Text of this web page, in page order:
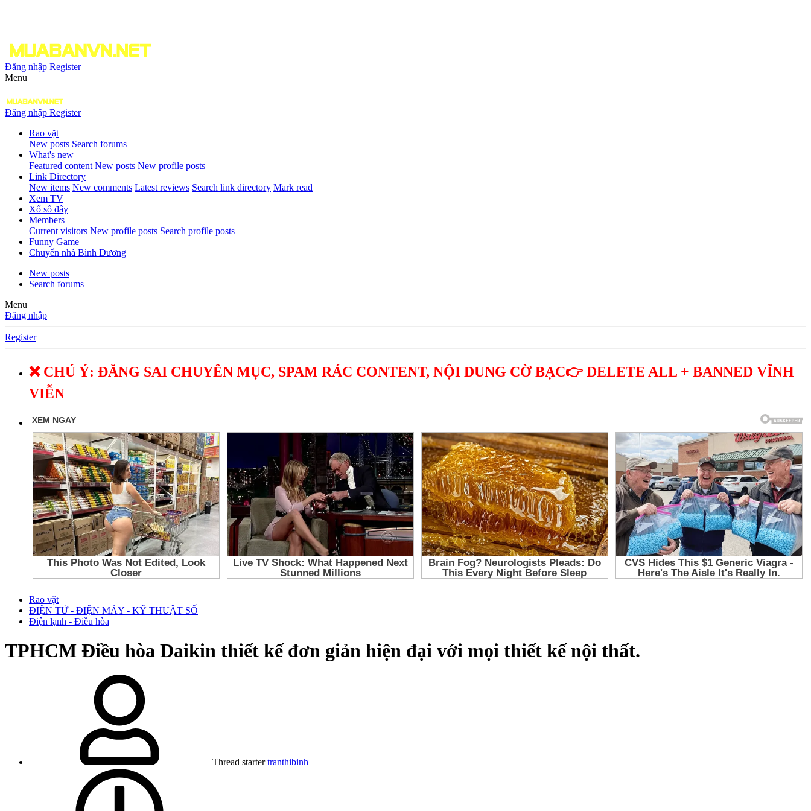
Đăng nhập Register
Menu
Đăng nhập Register
Rao vặt
New posts Search forums
What's new
Featured content New posts New profile posts
Link Directory
New items New comments Latest reviews Search link directory Mark read
Xem TV
Xổ số đây
Members
Current visitors New profile posts Search profile posts
Funny Game
Chuyển nhà Bình Dương
New posts
Search forums
Menu
Đăng nhập
Register
❌ CHÚ Ý: ĐĂNG SAI CHUYÊN MỤC, SPAM RÁC CONTENT, NỘI DUNG CỜ BẠC👉 DELETE ALL + BANNED VĨNH
VIỄN
Rao vặt
ĐIỆN TỬ - ĐIỆN MÁY - KỸ THUẬT SỐ
Điện lạnh - Điều hòa
TPHCM Điều hòa Daikin thiết kế đơn giản hiện đại với mọi thiết kế nội thất.
Thread starter tranthibinh